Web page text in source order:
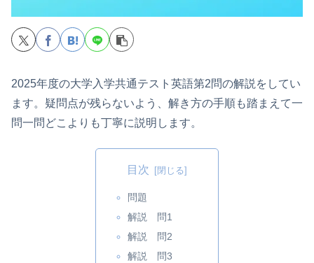
2025年度の大学入学共通テスト英語第2問の解説をしてい
ます。疑問点が残らないよう、解き方の手順も踏まえて一
問一問どこよりも丁寧に説明します。
目次
問題
解説 問1
解説 問2
解説 問3